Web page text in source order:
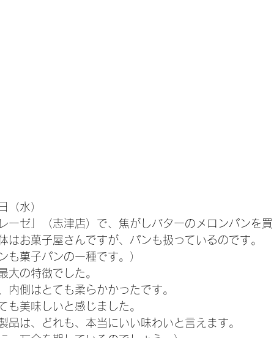
（水）
ーゼ」（志津店）で、焦がしバターのメロンパンを
はお菓子屋さんですが、パンも扱っているのです。
も菓子パンの一種です。）
大の特徴でした。
内側はとても柔らかかったです。
も美味しいと感じました。
品は、どれも、本当にいい味わいと言えます。